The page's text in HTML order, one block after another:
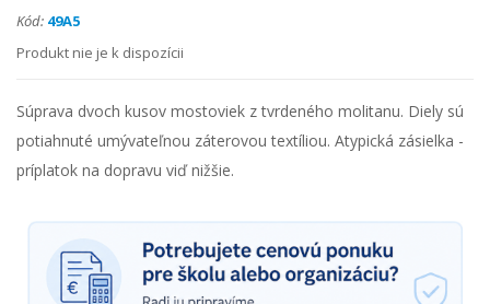
Kód: 49A5
Produkt nie je k dispozícii
Súprava dvoch kusov mostoviek z tvrdeného molitanu. Diely sú
potiahnuté umývateľnou záterovou textíliou. Atypická zásielka -
príplatok na dopravu viď nižšie.